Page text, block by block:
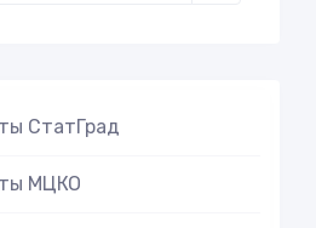
СтатГрад
МЦКО